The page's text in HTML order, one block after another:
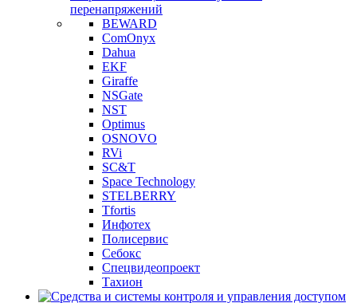
перенапряжений
BEWARD
ComOnyx
Dahua
EKF
Giraffe
NSGate
NST
Optimus
OSNOVO
RVi
SC&T
Space Technology
STELBERRY
Tfortis
Инфотех
Полисервис
Себокс
Спецвидеопроект
Тахион